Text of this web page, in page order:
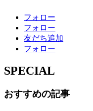
フォロー
フォロー
友だち追加
フォロー
SPECIAL
おすすめの記事